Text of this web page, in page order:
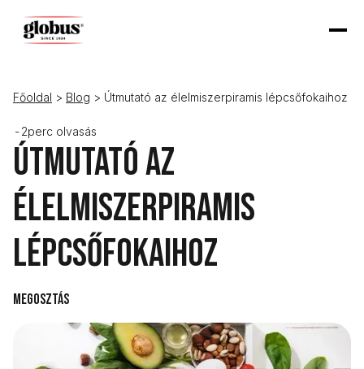
Főoldal > Blog > Útmutató az élelmiszerpiramis lépcsőfokaihoz
-2perc olvasás
Útmutató az
élelmiszerpiramis
lépcsőfokaihoz
Megosztás